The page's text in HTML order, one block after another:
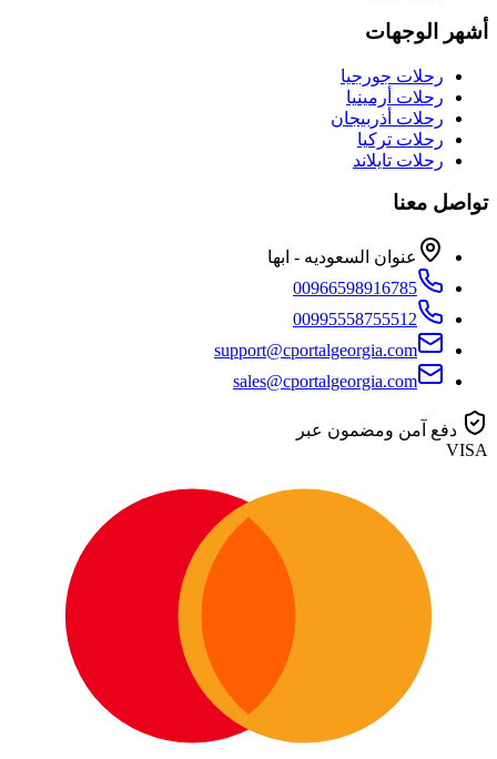
أشهر الوجهات
رحلات جورجيا
رحلات أرمينيا
رحلات أذربيجان
رحلات تركيا
رحلات تايلاند
تواصل معنا
عنوان السعوديه - ابها
00966598916785
00995558755512
support@cportalgeorgia.com
sales@cportalgeorgia.com
دفع آمن ومضمون عبر
VISA